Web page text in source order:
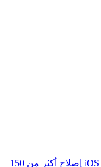
إصلاح أكثر من 150